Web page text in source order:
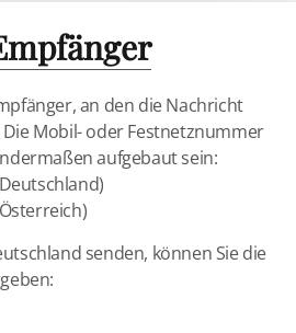
an den die Nachricht
Mobil- oder Festnetznummer
aufgebaut sein:
senden, können Sie die